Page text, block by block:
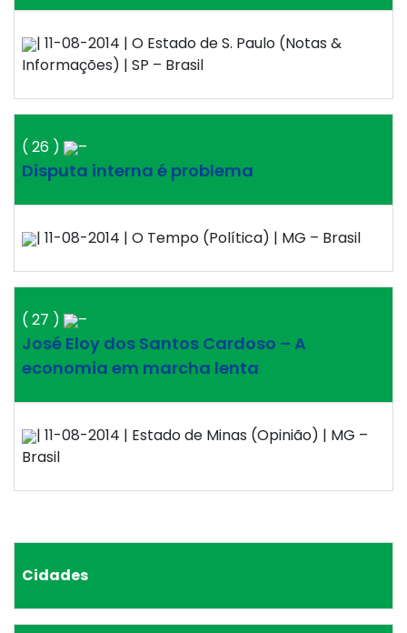
| 11-08-2014 | O Estado de S. Paulo (Notas &
Informações) | SP – Brasil
( 26 ) –
Disputa interna é problema
| 11-08-2014 | O Tempo (Política) | MG – Brasil
( 27 ) –
José Eloy dos Santos Cardoso – A
economia em marcha lenta
| 11-08-2014 | Estado de Minas (Opinião) | MG –
Brasil
Cidades